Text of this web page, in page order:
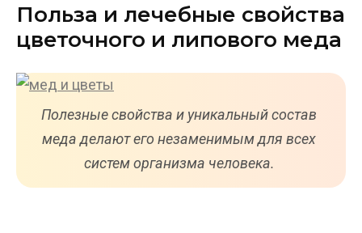
Польза и лечебные свойства
цветочного и липового меда
Полезные свойства и уникальный состав
меда делают его незаменимым для всех
систем организма человека.